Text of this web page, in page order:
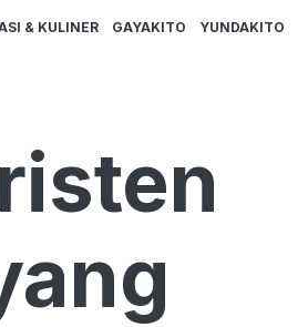
& KULINER GAYAKITO YUNDAKITO